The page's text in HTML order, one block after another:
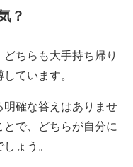
？
ちらも大手持ち帰り
ています。
明確な答えはありませ
で、どちらが自分に
ょう。